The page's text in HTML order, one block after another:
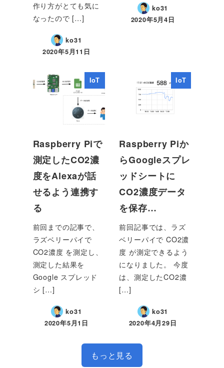
作り方がとても気に
なったので […]
ko31
2020年5月11日
ko31
2020年5月4日
IoT
Raspberry Piで
測定したCO2濃
度をAlexaが話
せるよう連携す
る
前回までの記事で、
ラズベリーパイで
CO2濃度 を測定し、
測定した結果を
Google スプレッド
シ […]
ko31
2020年5月1日
IoT
Raspberry Piか
らGoogleスプレ
ッドシートに
CO2濃度データ
を保存…
前回記事では、ラズ
ベリーパイで CO2濃
度 が測定できるよう
になりました。 今度
は、測定したCO2濃
[…]
ko31
2020年4月29日
もっと見る